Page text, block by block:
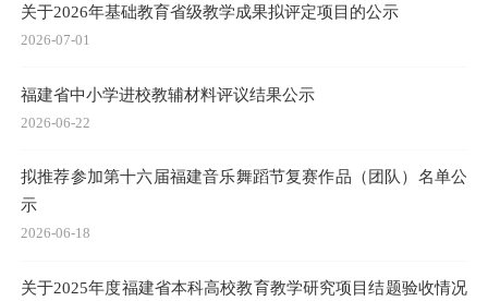
关于2026年基础教育省级教学成果拟评定项目的公示
2026-07-01
福建省中小学进校教辅材料评议结果公示
2026-06-22
拟推荐参加第十六届福建音乐舞蹈节复赛作品（团队）名单公
示
2026-06-18
关于2025年度福建省本科高校教育教学研究项目结题验收情况